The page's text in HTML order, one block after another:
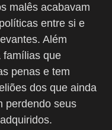
malês acabavam
entre si e
Além
famílias que
penas e tem
dos que ainda
perdendo seus